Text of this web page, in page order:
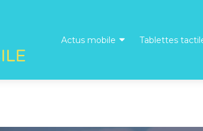
Actus mobile Tablettes